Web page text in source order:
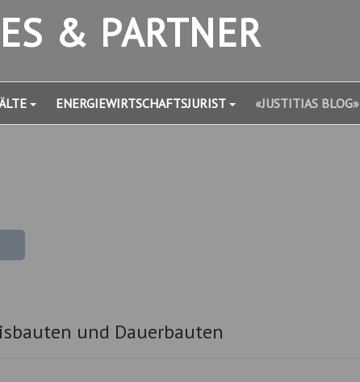
& PARTNER
ENERGIEWIRTSCHAFTSJURIST «JUSTITIAS BLOG»
und Dauerbauten